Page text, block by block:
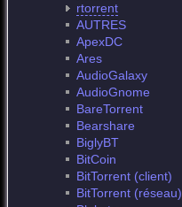
rtorrent
AUTRES
ApexDC
Ares
AudioGalaxy
AudioGnome
BareTorrent
Bearshare
BiglyBT
BitCoin
BitTorrent (client)
BitTorrent (réseau)